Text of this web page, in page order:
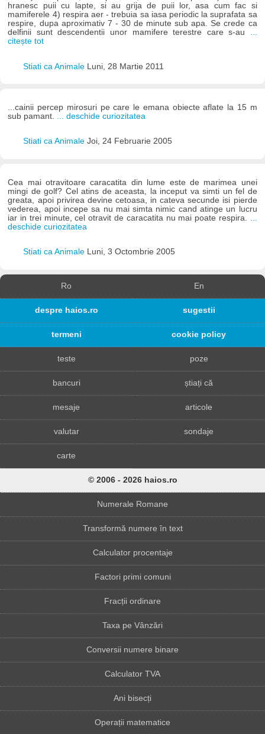
hranesc puii cu lapte, si au grija de puii lor, asa cum fac si
mamiferele 4) respira aer - trebuia sa iasa periodic la suprafata sa
respire, dupa aproximativ 7 - 30 de minute sub apa. Se crede ca
delfinii sunt descendentii unor mamifere terestre care s-au ...
citește tot
Stiati ca Animale Luni, 28 Martie 2011
...cainii percep mirosuri pe care le emana obiecte aflate la 15 m
sub pamant. ... deschide curiozitatea
Stiati ca Animale Joi, 24 Februarie 2005
Cea mai otravitoare caracatita din lume este de marimea unei
mingi de golf? Cel atins de aceasta, la inceput va simti un fel de
greata, apoi privirea devine cetoasa, in cateva secunde isi pierde
vederea, apoi incepe sa nu mai simta nimic cand atinge un lucru
iar in trei minute, cel otravit de caracatita nu mai poate respira.
deschide curiozitatea
Stiati ca Animale Luni, 3 Octombrie 2005
Ro En
despre haios.ro sugestii
termeni cookie policy
teste poze
bancuri știați că
mesaje articole
valutar sondaje
carte
© 2006 - 2026 haios.ro
Numerale Romane
Transformă numere în text
Calculator procentaje
Factori primi comuni
Fracții ordinare
Taxa pe Vânzări
Conversii numere binare
Calculator TVA
Ani bisecți
Operații matematice